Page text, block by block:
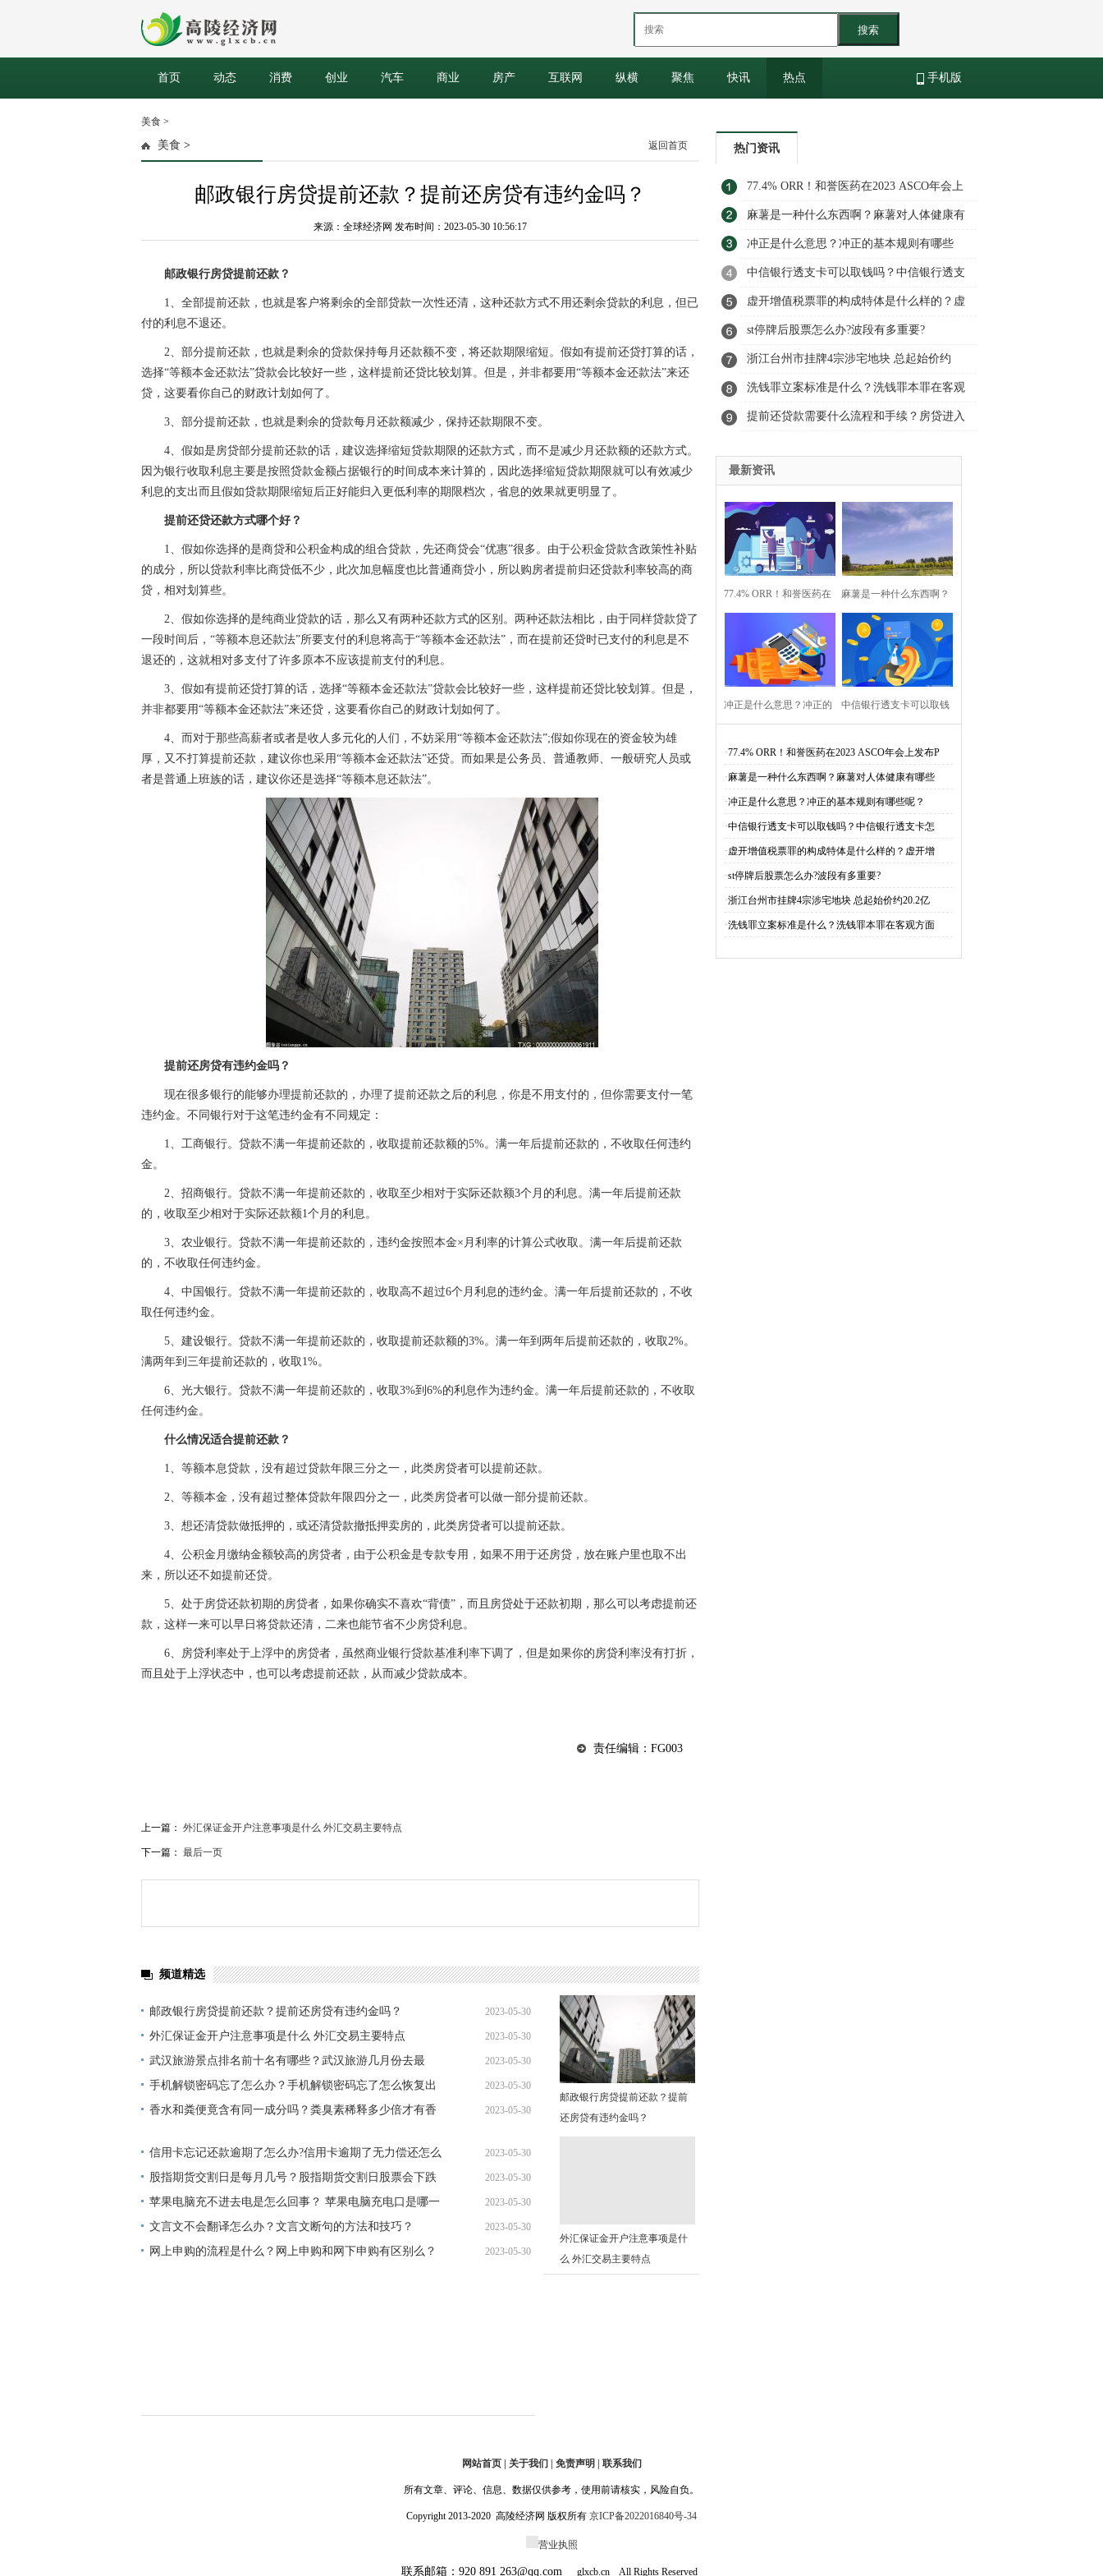
搜索
首页 动态 消费 创业 汽车 商业 房产 互联网 纵横 聚焦 快讯 热点 手机版
美食 >
美食 > 返回首页
邮政银行房贷提前还款？提前还房贷有违约金吗？
来源：全球经济网 发布时间：2023-05-30 10:56:17
邮政银行房贷提前还款？
1、全部提前还款，也就是客户将剩余的全部贷款一次性还清，这种还款方式不用还剩余贷款的利息，但已
付的利息不退还。
2、部分提前还款，也就是剩余的贷款保持每月还款额不变，将还款期限缩短。假如有提前还贷打算的话，
选择“等额本金还款法”贷款会比较好一些，这样提前还贷比较划算。但是，并非都要用“等额本金还款法”来还
贷，这要看你自己的财政计划如何了。
3、部分提前还款，也就是剩余的贷款每月还款额减少，保持还款期限不变。
4、假如是房贷部分提前还款的话，建议选择缩短贷款期限的还款方式，而不是减少月还款额的还款方式。
因为银行收取利息主要是按照贷款金额占据银行的时间成本来计算的，因此选择缩短贷款期限就可以有效减少
利息的支出而且假如贷款期限缩短后正好能归入更低利率的期限档次，省息的效果就更明显了。
提前还贷还款方式哪个好？
1、假如你选择的是商贷和公积金构成的组合贷款，先还商贷会“优惠”很多。由于公积金贷款含政策性补贴
的成分，所以贷款利率比商贷低不少，此次加息幅度也比普通商贷小，所以购房者提前归还贷款利率较高的商
贷，相对划算些。
2、假如你选择的是纯商业贷款的话，那么又有两种还款方式的区别。两种还款法相比，由于同样贷款贷了
一段时间后，“等额本息还款法”所要支付的利息将高于“等额本金还款法”，而在提前还贷时已支付的利息是不
退还的，这就相对多支付了许多原本不应该提前支付的利息。
3、假如有提前还贷打算的话，选择“等额本金还款法”贷款会比较好一些，这样提前还贷比较划算。但是，
并非都要用“等额本金还款法”来还贷，这要看你自己的财政计划如何了。
4、而对于那些高薪者或者是收人多元化的人们，不妨采用“等额本金还款法”;假如你现在的资金较为雄
厚，又不打算提前还款，建议你也采用“等额本金还款法”还贷。而如果是公务员、普通教师、一般研究人员或
者是普通上班族的话，建议你还是选择“等额本息还款法”。
提前还房贷有违约金吗？
现在很多银行的能够办理提前还款的，办理了提前还款之后的利息，你是不用支付的，但你需要支付一笔
违约金。不同银行对于这笔违约金有不同规定：
1、工商银行。贷款不满一年提前还款的，收取提前还款额的5%。满一年后提前还款的，不收取任何违约
金。
2、招商银行。贷款不满一年提前还款的，收取至少相对于实际还款额3个月的利息。满一年后提前还款
的，收取至少相对于实际还款额1个月的利息。
3、农业银行。贷款不满一年提前还款的，违约金按照本金×月利率的计算公式收取。满一年后提前还款
的，不收取任何违约金。
4、中国银行。贷款不满一年提前还款的，收取高不超过6个月利息的违约金。满一年后提前还款的，不收
取任何违约金。
5、建设银行。贷款不满一年提前还款的，收取提前还款额的3%。满一年到两年后提前还款的，收取2%。
满两年到三年提前还款的，收取1%。
6、光大银行。贷款不满一年提前还款的，收取3%到6%的利息作为违约金。满一年后提前还款的，不收取
任何违约金。
什么情况适合提前还款？
1、等额本息贷款，没有超过贷款年限三分之一，此类房贷者可以提前还款。
2、等额本金，没有超过整体贷款年限四分之一，此类房贷者可以做一部分提前还款。
3、想还清贷款做抵押的，或还清贷款撤抵押卖房的，此类房贷者可以提前还款。
4、公积金月缴纳金额较高的房贷者，由于公积金是专款专用，如果不用于还房贷，放在账户里也取不出
来，所以还不如提前还贷。
5、处于房贷还款初期的房贷者，如果你确实不喜欢“背债”，而且房贷处于还款初期，那么可以考虑提前还
款，这样一来可以早日将贷款还清，二来也能节省不少房贷利息。
6、房贷利率处于上浮中的房贷者，虽然商业银行贷款基准利率下调了，但是如果你的房贷利率没有打折，
而且处于上浮状态中，也可以考虑提前还款，从而减少贷款成本。
责任编辑：FG003
上一篇： 外汇保证金开户注意事项是什么 外汇交易主要特点
下一篇： 最后一页
频道精选
邮政银行房贷提前还款？提前还房贷有违约金吗？ 2023-05-30
10:56:17
外汇保证金开户注意事项是什么 外汇交易主要特点 2023-05-30
10:55:27
武汉旅游景点排名前十名有哪些？武汉旅游几月份去最
好？
2023-05-30
10:59:05
手机解锁密码忘了怎么办？手机解锁密码忘了怎么恢复出
厂设置？
2023-05-30
10:45:01
香水和粪便竟含有同一成分吗？粪臭素稀释多少倍才有香
2023-05-30
信用卡忘记还款逾期了怎么办?信用卡逾期了无力偿还怎么
办?
2023-05-30
10:37:00
股指期货交割日是每月几号？股指期货交割日股票会下跌
吗？
2023-05-30
10:39:50
苹果电脑充不进去电是怎么回事？ 苹果电脑充电口是哪一
个？
2023-05-30
10:34:09
文言文不会翻译怎么办？文言文断句的方法和技巧？ 2023-05-30
10:24:13
网上申购的流程是什么？网上申购和网下申购有区别么？ 2023-05-30
邮政银行房贷提前还款？提前
还房贷有违约金吗？
外汇保证金开户注意事项是什
么 外汇交易主要特点
热门资讯
77.4% ORR！和誉医药在2023 ASCO年会上
发布Pimicotinib最新数据
麻薯是一种什么东西啊？麻薯对人体健康有
哪些作用和效果？
冲正是什么意思？冲正的基本规则有哪些
呢？
中信银行透支卡可以取钱吗？中信银行透支
卡怎么注销？
虚开增值税票罪的构成特体是什么样的？虚
开增值税票罪量刑标准是什么样的？
st停牌后股票怎么办?波段有多重要?
浙江台州市挂牌4宗涉宅地块 总起始价约
20.2亿元 焦点热门
洗钱罪立案标准是什么？洗钱罪本罪在客观
方面表现是什么？
提前还贷款需要什么流程和手续？房贷进入
最新资讯
77.4% ORR！和誉医药在
2023 ASCO年会上发布
Pimicotinib最新数据
麻薯是一种什么东西啊？
麻薯对人体健康有哪些作
用和效果？
冲正是什么意思？冲正的 中信银行透支卡可以取钱
注销？
·77.4% ORR！和誉医药在2023 ASCO年会上发布P
·麻薯是一种什么东西啊？麻薯对人体健康有哪些
·冲正是什么意思？冲正的基本规则有哪些呢？
·中信银行透支卡可以取钱吗？中信银行透支卡怎
·虚开增值税票罪的构成特体是什么样的？虚开增
·st停牌后股票怎么办?波段有多重要?
·浙江台州市挂牌4宗涉宅地块 总起始价约20.2亿
·洗钱罪立案标准是什么？洗钱罪本罪在客观方面
网站首页 | 关于我们 | 免责声明 | 联系我们
所有文章、评论、信息、数据仅供参考，使用前请核实，风险自负。
Copyright 2013-2020 高陵经济网 版权所有 京ICP备2022016840号-34
营业执照
联系邮箱：920 891 263@qq.com glxcb.cn All Rights Reserved